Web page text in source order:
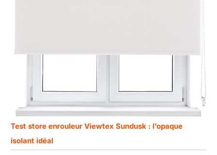
Test store enrouleur Viewtex Sundusk : l’opaque
isolant idéal